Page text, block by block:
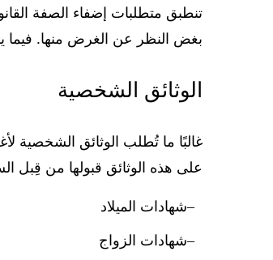
تنطبق متطلبات إضفاء الصفة
بغض النظر عن الغرض منها. فيما
الوثائق الشخصية
غالبًا ما تُطلب الوثائق الشخصية
على هذه الوثائق قبولها من قِبل
شهادات الميلاد
شهادات الزواج